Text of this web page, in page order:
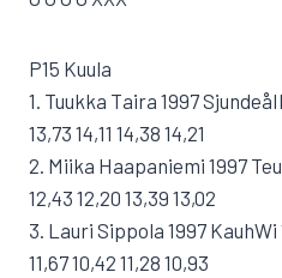
P15 Kuula
1. Tuukka Taira 1997
13,73 14,11 14,38 14,21
2. Miika Haapaniemi 1997
12,43 12,20 13,39 13,02
3. Lauri Sippola 1997 KauhWi
11,67 10,42 11,28 10,93